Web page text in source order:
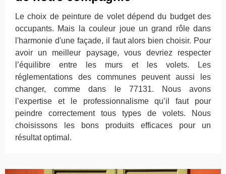
Le choix de peinture de volet dépend du budget des
occupants. Mais la couleur joue un grand rôle dans
l'harmonie d'une façade, il faut alors bien choisir. Pour
avoir un meilleur paysage, vous devriez respecter
l’équilibre entre les murs et les volets. Les
réglementations des communes peuvent aussi les
changer, comme dans le 77131. Nous avons
l’expertise et le professionnalisme qu’il faut pour
peindre correctement tous types de volets. Nous
choisissons les bons produits efficaces pour un
résultat optimal.